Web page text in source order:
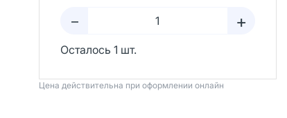
– +
Осталось 1 шт.
Цена действительна при оформлении онлайн